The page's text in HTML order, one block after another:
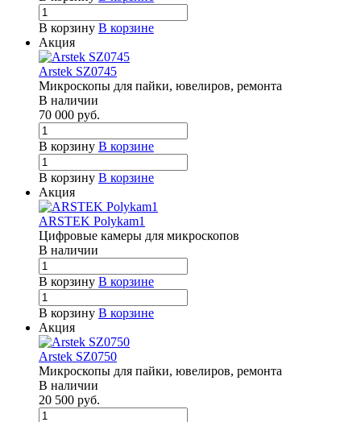
В корзину В корзине
Акция
Arstek SZ0745
Микроскопы для пайки, ювелиров, ремонта
В наличии
70 000 руб.
В корзину В корзине
В корзину В корзине
Акция
ARSTEK Polykam1
Цифровые камеры для микроскопов
В наличии
В корзину В корзине
В корзину В корзине
Акция
Arstek SZ0750
Микроскопы для пайки, ювелиров, ремонта
В наличии
20 500 руб.